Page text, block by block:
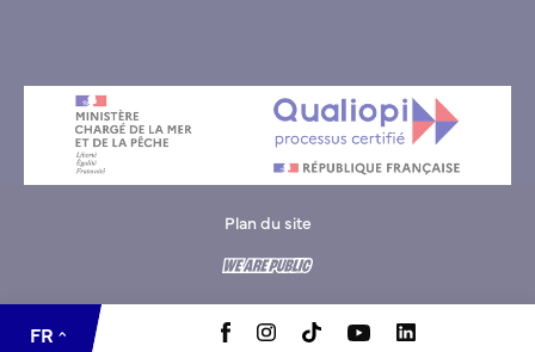
FR
EN
Plan du site